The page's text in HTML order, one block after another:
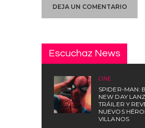
Escuchaz News
CINE
SPIDER-MAN:
NEW DAY
TRÁILER Y
NUEVOS
VILLANOS